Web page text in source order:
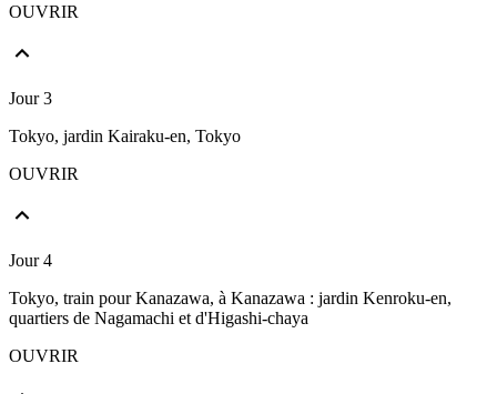
OUVRIR
Jour 3
Tokyo, jardin Kairaku-en, Tokyo
OUVRIR
Jour 4
Tokyo, train pour Kanazawa, à Kanazawa : jardin Kenroku-en,
quartiers de Nagamachi et d'Higashi-chaya
OUVRIR